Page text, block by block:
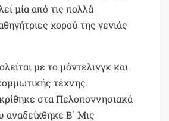
μία από τις πολλά
χορού της γενιάς
με το μόντελινγκ και
τέχνης.
στα Πελοποννησιακά
αναδείχθηκε Β΄ Μις